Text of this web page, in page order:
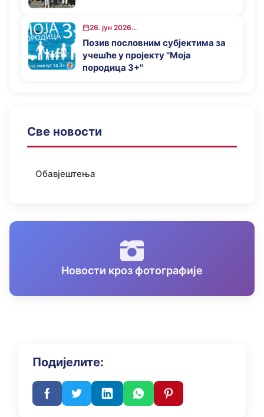
26. јун 2026...
Позив пословним субјектима за
учешће у пројекту ''Моја
породица 3+''
Све новости
Обавјештења
Новости кроз фотографије
Подијелите: